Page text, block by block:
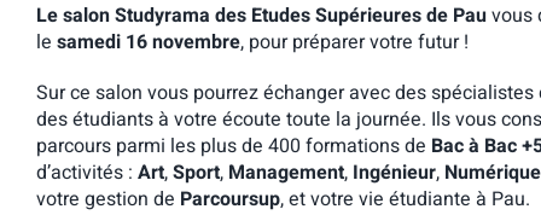
Le salon Studyrama des Etudes Supérieures de Pauvous
le samedi 16 novembre, pour préparer votre futur !
Sur ce salon vous pourrez échanger avec des
des étudiants à votre écoute toute la journée. Ils vous
parcours parmi les plus de 400 formations de Bac à Bac
d’activités : Art,Sport, Management, Ingénieur, Numérique
votre gestion de Parcoursup, et votre vie étudiante à Pau.